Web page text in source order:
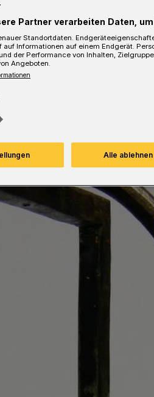
Partner verarbeiten Daten,
Standortdaten.
auf Informationen auf einem Endgerät.
der Performance von Inhalten,
Angeboten.
Alle ablehnen